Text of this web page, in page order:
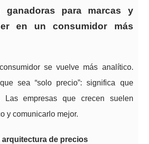
ganadoras para marcas y
en un consumidor más
se vuelve más analítico.
sea “solo precio”: significa que
Las empresas que crecen suelen
y comunicarlo mejor.
arquitectura de precios